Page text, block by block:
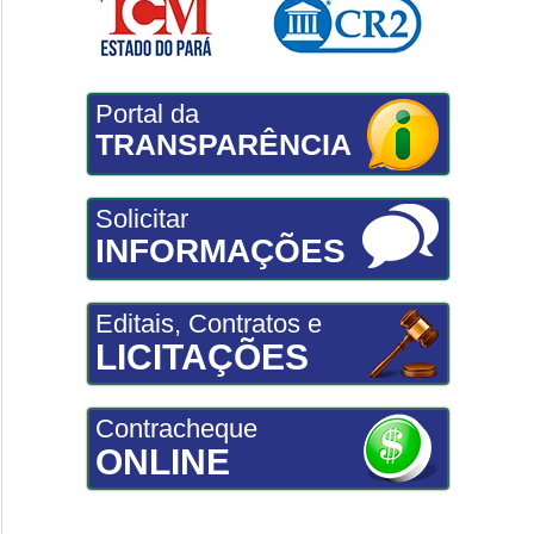
Portal da
TRANSPARÊNCIA
Solicitar
INFORMAÇÕES
Editais, Contratos e
LICITAÇÕES
Contracheque
ONLINE